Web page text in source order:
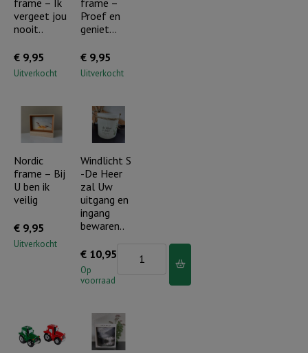
vergeet jou
nooit..
€ 9,95
Uitverkocht
Proef en
geniet…
€ 9,95
Uitverkocht
Nordic
frame – Bij
U ben ik
veilig
€ 9,95
Uitverkocht
Windlicht S
-De Heer
zal Uw
uitgang en
ingang
bewaren..
€ 10,95
Op
voorraad
Heer
zal